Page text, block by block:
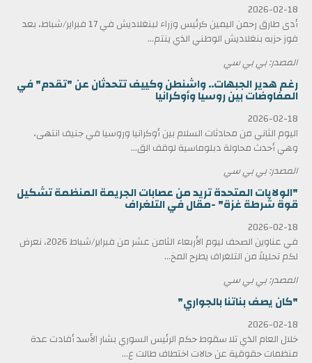
2026-02-18
أدى طارق رحمن اليمين كرئيس وزراء لبنغلاديش في 17 فبراير/شباط، بعد
فوز حزبه بنغلاديش الوطني الذي ينتم...
المصدر: بي بي سي
رغم هدير الجبهات.. واشنطن وكييف تتحدثان عن "تقدم" في
المفاوضات بين روسيا وأوكرانيا
2026-02-18
اليوم الثاني من محادثات السلام بين أوكرانيا وروسيا في جنيف انتهى،
وهي أحدث محاولة دبلوماسية لوقف الق...
المصدر: بي بي سي
"الولايات المتحدة تريد من عصابات الجريمة المنظمة تشكيل
قوة شرطة غزة" -مقال في التلغراف
2026-02-18
في عناوين الصحف ليوم الأربعاء الثامن عشر من فبراير/شباط 2026، نعرض
لكم تحليلاً من التلغراف يطرح المخ...
المصدر: بي بي سي
"كان يصف بناتنا بالجواري"
2026-02-18
خلال العام الذي تلا سقوط حكم الرئيس السوري بشار الأسد أفادت عدة
منظمات حقوقية عن حالات اختطاف طالت ع...